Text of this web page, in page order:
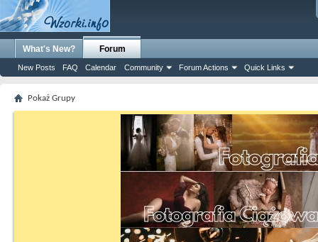
What's New? Forum
New Posts FAQ Calendar Community Forum Actions Quick Links
Pokaż Grupy